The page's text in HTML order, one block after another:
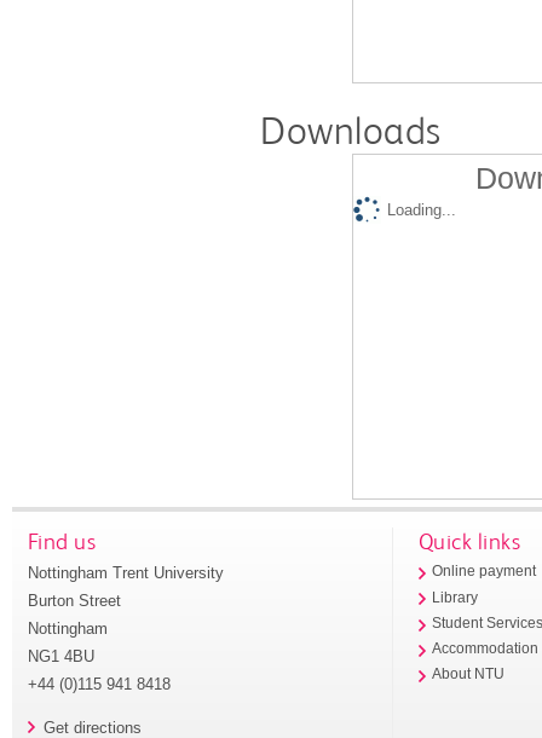
Downloads
Loading...
Find us
Nottingham Trent University
Burton Street
Nottingham
NG1 4BU
+44 (0)115 941 8418
Get directions
Quick links
Online payment
Library
Student
Accommodation
About NTU